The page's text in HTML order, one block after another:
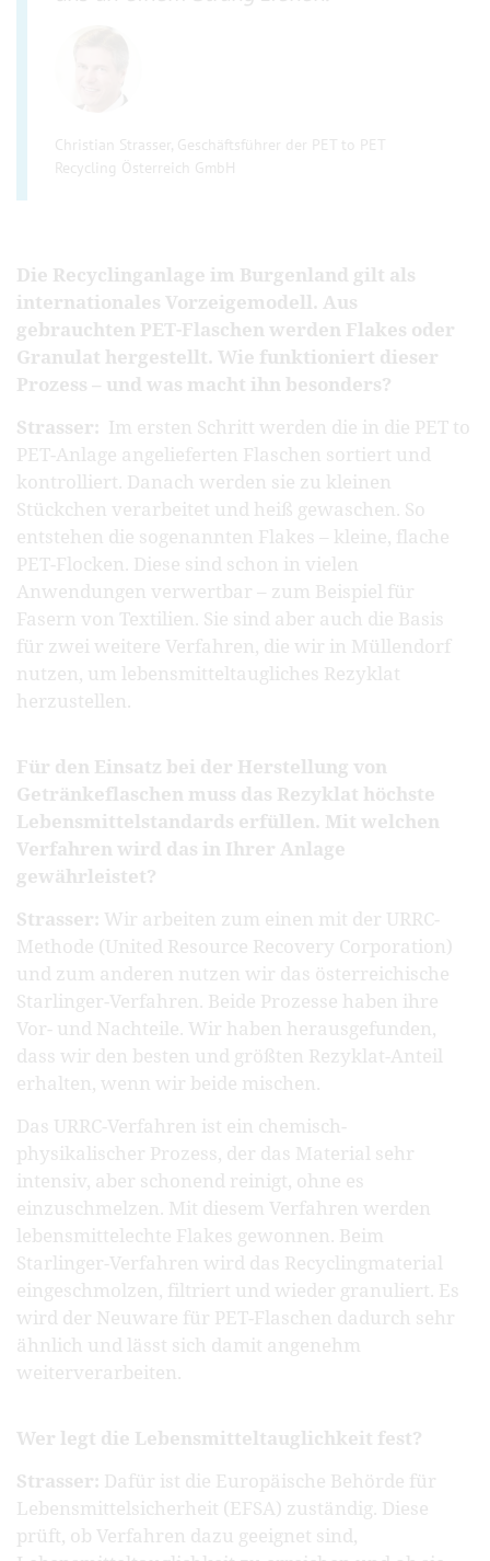
Christian Strasser, Geschäftsführer der PET to PET
Recycling Österreich GmbH
Die Recyclinganlage im Burgenland gilt als
internationales Vorzeigemodell. Aus
gebrauchten PET-Flaschen werden Flakes oder
Granulat hergestellt. Wie funktioniert dieser
Prozess – und was macht ihn besonders?
Strasser: Im ersten Schritt werden die in die PET to
PET-Anlage angelieferten Flaschen sortiert und
kontrolliert. Danach werden sie zu kleinen
Stückchen verarbeitet und heiß gewaschen. So
entstehen die sogenannten Flakes – kleine, flache
PET-Flocken. Diese sind schon in vielen
Anwendungen verwertbar – zum Beispiel für
Fasern von Textilien. Sie sind aber auch die Basis
für zwei weitere Verfahren, die wir in Müllendorf
nutzen, um lebensmitteltaugliches Rezyklat
herzustellen.
Für den Einsatz bei der Herstellung von
Getränkeflaschen muss das Rezyklat höchste
Lebensmittelstandards erfüllen. Mit welchen
Verfahren wird das in Ihrer Anlage
gewährleistet?
Strasser: Wir arbeiten zum einen mit der URRC-
Methode (United Resource Recovery Corporation)
und zum anderen nutzen wir das österreichische
Starlinger-Verfahren. Beide Prozesse haben ihre
Vor- und Nachteile. Wir haben herausgefunden,
dass wir den besten und größten Rezyklat-Anteil
erhalten, wenn wir beide mischen.
Das URRC-Verfahren ist ein chemisch-
physikalischer Prozess, der das Material sehr
intensiv, aber schonend reinigt, ohne es
einzuschmelzen. Mit diesem Verfahren werden
lebensmittelechte Flakes gewonnen. Beim
Starlinger-Verfahren wird das Recyclingmaterial
eingeschmolzen, filtriert und wieder granuliert. Es
wird der Neuware für PET-Flaschen dadurch sehr
ähnlich und lässt sich damit angenehm
weiterverarbeiten.
Wer legt die Lebensmitteltauglichkeit fest?
Strasser: Dafür ist die Europäische Behörde für
Lebensmittelsicherheit (EFSA) zuständig. Diese
prüft, ob Verfahren dazu geeignet sind,